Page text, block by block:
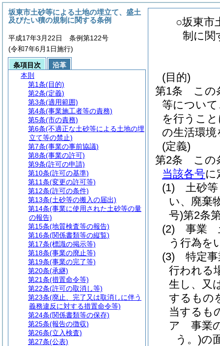
○坂東市
制に関
(目的)
第1条
この
等につい
を行うこ
の生活環
(定義)
第2条
この
当該各号に
(1)
土砂
い、廃棄
号)第2条
(2)
事業
う行為を
(3)
特定
行われる
生し、又
するもの
当するも
ア
事業
う。)の
坂東市土砂等による土地の埋立て、盛土
及びたい積の規制に関する条例
平成17年3月22日 条例第122号
(令和7年6月1日施行)
条項目次
沿革
本則
第1条(目的)
第2条(定義)
第3条(適用範囲)
第4条(事業施工者等の責務)
第5条(市の責務)
第6条(不適正な土砂等による土地の埋
立て等の禁止)
第7条(事業の事前協議)
第8条(事業の許可)
第9条(許可の申請)
第10条(許可の基準)
第11条(変更の許可等)
第12条(許可の条件)
第13条(土砂等の搬入の届出)
第14条(事業に使用された土砂等の量
の報告)
第15条(地質検査等の報告)
第16条(関係書類等の縦覧)
第17条(標識の掲示等)
第18条(事業の廃止等)
第19条(事業の完了等)
第20条(承継)
第21条(措置命令等)
第22条(許可の取消し等)
第23条(廃止、完了又は取消しに伴う
義務違反に対する措置命令等)
第24条(関係書類等の保存)
第25条(報告の徴収)
第26条(立入検査)
第27条(公表)